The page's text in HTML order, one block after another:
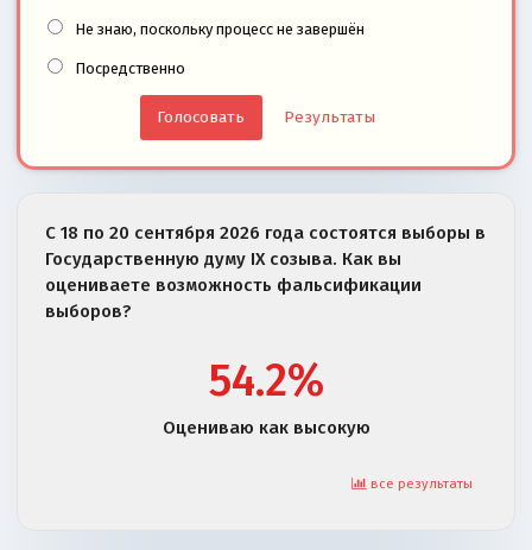
Не знаю, поскольку процесс не завершён
Посредственно
Результаты
С 18 по 20 сентября 2026 года состоятся выборы в
Государственную думу IX созыва. Как вы
оцениваете возможность фальсификации
выборов?
54.2%
Оцениваю как высокую
все результаты